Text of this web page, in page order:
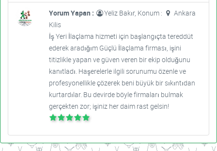
Yorum Yapan : Yeliz Bakır, Konum :
Ankara
Kilis
İş Yeri İlaçlama hizmeti için başlangıçta tereddüt
ederek aradığım Güçlü İlaçlama firması, işini
titizlikle yapan ve güven veren bir ekip olduğunu
kanıtladı. Haşerelerle ilgili sorunumu özenle ve
profesyonellikle çözerek beni büyük bir sıkıntıdan
kurtardılar. Bu devirde böyle firmaları bulmak
gerçekten zor; işiniz her daim rast gelsin!